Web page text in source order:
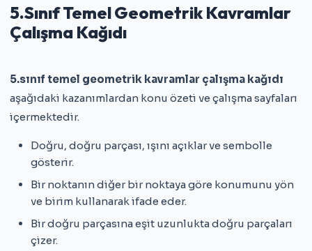
5.Sınıf Temel Geometrik Kavramlar
Çalışma Kağıdı
5.sınıf temel geometrik kavramlar çalışma kağıdı
aşağıdaki kazanımlardan konu özeti ve çalışma sayfaları
içermektedir.
Doğru, doğru parçası, ışını açıklar ve sembolle
gösterir.
Bir noktanın diğer bir noktaya göre konumunu yön
ve birim kullanarak ifade eder.
Bir doğru parçasına eşit uzunlukta doğru parçaları
çizer.